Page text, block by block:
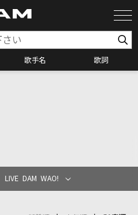
歌手名 歌詞
検索
クエスト
LIVE DAM WAO!